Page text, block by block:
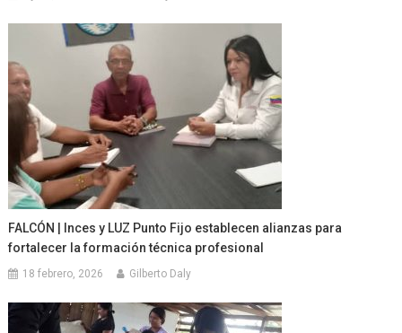
FALCÓN | Inces y LUZ Punto Fijo establecen alianzas para
fortalecer la formación técnica profesional
18 febrero, 2026 Gilberto Daly